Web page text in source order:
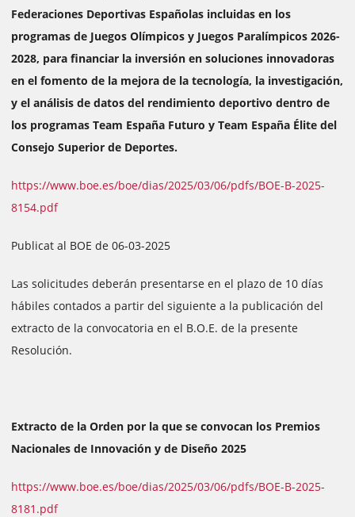
Federaciones Deportivas Españolas incluidas en los
programas de Juegos Olímpicos y Juegos Paralímpicos 2026-
2028, para financiar la inversión en soluciones innovadoras
en el fomento de la mejora de la tecnología, la investigación,
y el análisis de datos del rendimiento deportivo dentro de
los programas Team España Futuro y Team España Élite del
Consejo Superior de Deportes.
https://www.boe.es/boe/dias/2025/03/06/pdfs/BOE-B-2025-
8154.pdf
Publicat al BOE de 06-03-2025
Las solicitudes deberán presentarse en el plazo de 10 días
hábiles contados a partir del siguiente a la publicación del
extracto de la convocatoria en el B.O.E. de la presente
Resolución.
Extracto de la Orden por la que se convocan los Premios
Nacionales de Innovación y de Diseño 2025
https://www.boe.es/boe/dias/2025/03/06/pdfs/BOE-B-2025-
8181.pdf